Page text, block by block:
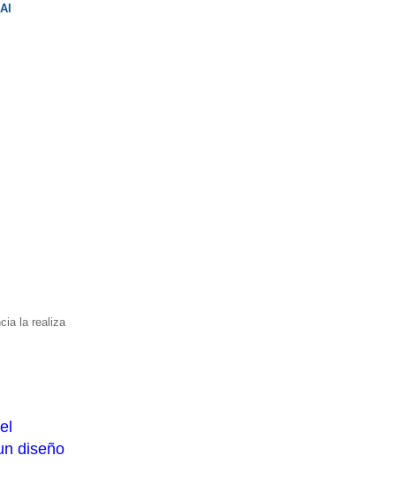
la realiza
diseño